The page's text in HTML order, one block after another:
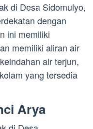
di Desa Sidomulyo,
dengan
ini memiliki
memiliki aliran air
air terjun,
yang tersedia
Arya